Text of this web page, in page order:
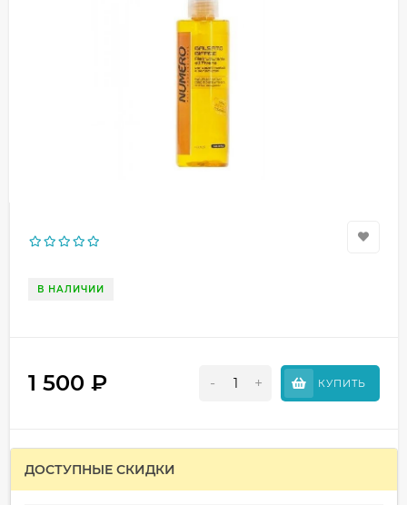
В НАЛИЧИИ
1 500 ₽ - + КУПИТЬ
ДОСТУПНЫЕ СКИДКИ